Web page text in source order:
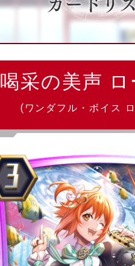
喝采の美声
(ワンダフル・ボイス